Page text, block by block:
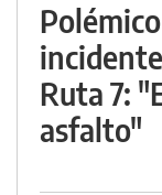
Ruta 7:
asfalto"